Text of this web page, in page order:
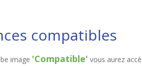
compatibles
image 'Compatible' vous aurez